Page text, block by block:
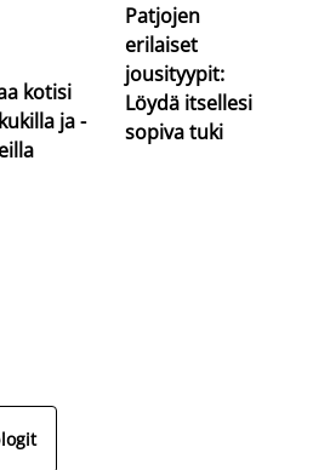
kotisi
ja -
Patjojen
erilaiset
jousityypit:
Löydä itsellesi
sopiva tuki